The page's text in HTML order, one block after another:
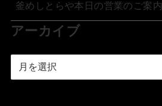
釜めしとらや本日の営業のご案内
アーカイブ